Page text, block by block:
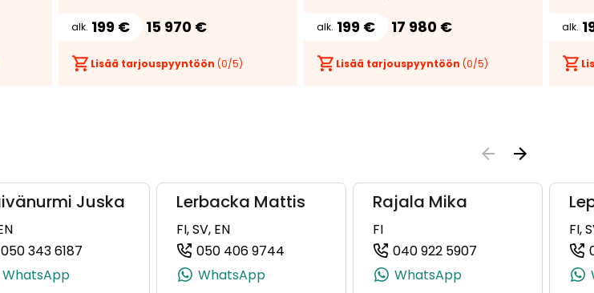
alk. 199 € 15 970 €
Lisää tarjouspyyntöön (0/5)
alk. 199 € 17 980 €
Lisää tarjouspyyntöön (0/5)
alk.
+358 50 367 5009)
Juska
050 343 6187
(+358503436187, 0503436187, +358 50 343 6187)
WhatsApp
Lerbacka Mattis
FI, SV, EN
050 406 9744
(+358504069744, 0504069744, +358 50 406
WhatsApp
Rajala Mika
FI
040 922 5907
WhatsApp
FI,